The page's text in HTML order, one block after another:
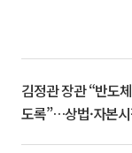
김정관 장관 “반도
도록”…상법·자본